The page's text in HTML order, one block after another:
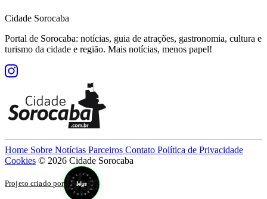
Cidade Sorocaba
Portal de Sorocaba: notícias, guia de atrações, gastronomia, cultura e
turismo da cidade e região. Mais notícias, menos papel!
Home Sobre Notícias Parceiros Contato Política de Privacidade
Cookies © 2026 Cidade Sorocaba
Projeto criado por